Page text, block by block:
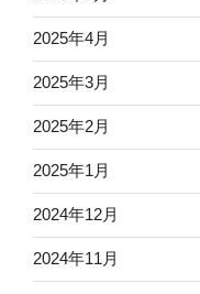
2025年4月
2025年3月
2025年2月
2025年1月
2024年12月
2024年11月